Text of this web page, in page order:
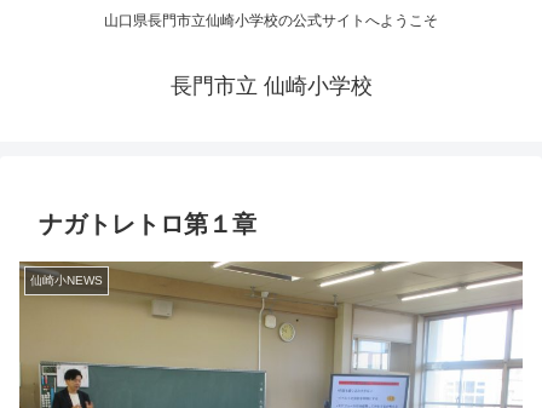
山口県長門市立仙崎小学校の公式サイトへようこそ
長門市立 仙崎小学校
ナガトレトロ第１章
仙崎小NEWS